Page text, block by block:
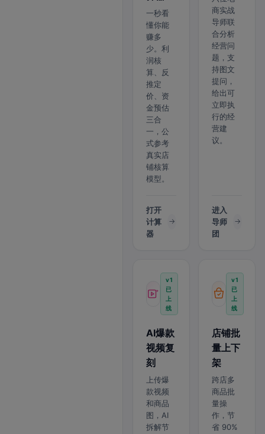
一秒看
懂你能
赚多
少。利
润核
算、反
推定
价、资
金预估
三合
一，公
式参考
真实店
铺核算
模型。
打开
计算
器
商实战
导师联
合分析
经营问
题，支
持图文
提问，
给出可
立即执
行的经
营建
议。
进入
导师
团
v1
已
上
线
AI爆款
视频复
刻
上传爆
款视频
和商品
图，AI
拆解节
v1
已
上
线
店铺批
量上下
架
跨店多
商品批
量操
作，节
省 90%